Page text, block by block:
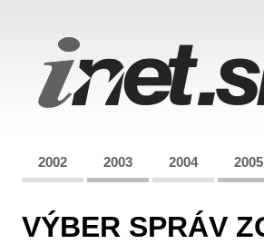
2002 2003 2004 2005
VÝBER SPRÁV